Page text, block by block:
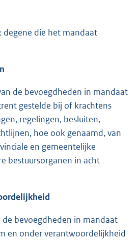
degene die het mandaat
de bevoegdheden in mandaat
gestelde bij of krachtens
regelingen, besluiten,
hoe ook genaamd, van
en gemeentelijke
bestuursorganen in acht
bevoegdheden in mandaat
en onder verantwoordelijkheid